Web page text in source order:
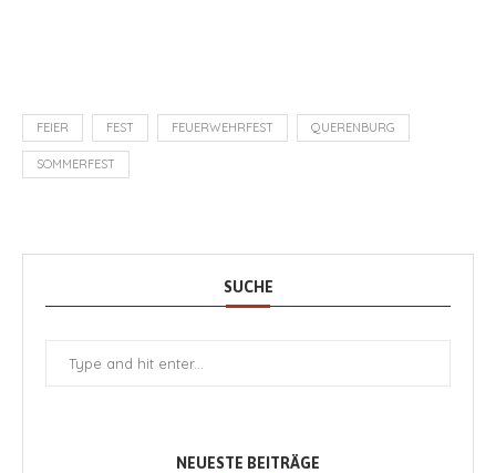
FEIER FEST FEUERWEHRFEST QUERENBURG
SOMMERFEST
SUCHE
NEUESTE BEITRÄGE